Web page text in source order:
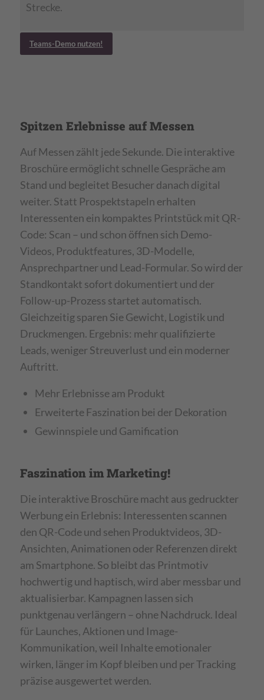
Strecke.
Teams-Demo nutzen!
Spitzen Erlebnisse auf Messen
Auf Messen zählt jede Sekunde. Die interaktive
Broschüre ermöglicht schnelle Gespräche am
Stand und begleitet Besucher danach digital
weiter. Statt Prospektstapeln erhalten
Interessenten ein kompaktes Printstück mit QR-
Code: Scan – und schon öffnen sich Demo-
Videos, Produktfeatures, 3D-Modelle,
Ansprechpartner und Lead-Formular. So wird der
Standkontakt sofort dokumentiert und der
Follow-up-Prozess startet automatisch.
Gleichzeitig sparen Sie Gewicht, Logistik und
Druckmengen. Ergebnis: mehr qualifizierte
Leads, weniger Streuverlust und ein moderner
Auftritt.
Mehr Erlebnisse am Produkt
Erweiterte Faszination bei der Dekoration
Gewinnspiele und Gamification
Faszination im Marketing!
Die interaktive Broschüre macht aus gedruckter
Werbung ein Erlebnis: Interessenten scannen
den QR-Code und sehen Produktvideos, 3D-
Ansichten, Animationen oder Referenzen direkt
am Smartphone. So bleibt das Printmotiv
hochwertig und haptisch, wird aber messbar und
aktualisierbar. Kampagnen lassen sich
punktgenau verlängern – ohne Nachdruck. Ideal
für Launches, Aktionen und Image-
Kommunikation, weil Inhalte emotionaler
wirken, länger im Kopf bleiben und per Tracking
präzise ausgewertet werden.